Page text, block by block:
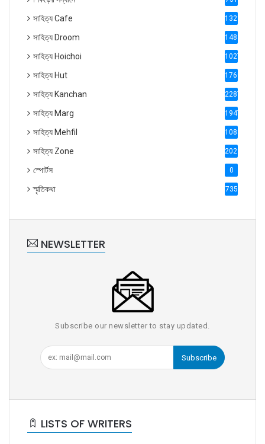
সাহিত্য Cafe 1321
সাহিত্য Droom 1488
সাহিত্য Hoichoi 1027
সাহিত্য Hut 1769
সাহিত্য Kanchan 2287
সাহিত্য Marg 1947
সাহিত্য Mehfil 1088
সাহিত্য Zone 2028
স্পোর্টস 0
স্মৃতিকথা 735
NEWSLETTER
Subscribe our newsletter to stay updated.
Subscribe
LISTS OF WRITERS